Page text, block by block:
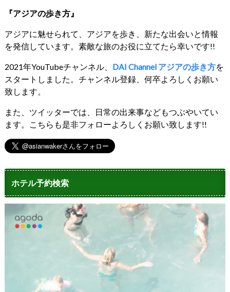
『アジアの歩き方』
アジアに魅せられて、アジアを歩き、新たな出会いと情報
を発信しています。素敵な旅のお役に立てたら幸いです!!
2021年YouTubeチャンネル、 DAI Channel アジアの歩き方を
スタートしました。チャンネル登録、何卒よろしくお願い
致します。
また、ツイッターでは、日常の出来事などもつぶやいてい
ます。こちらも是非フォローよろしくお願い致します!!
ホテル予約検索